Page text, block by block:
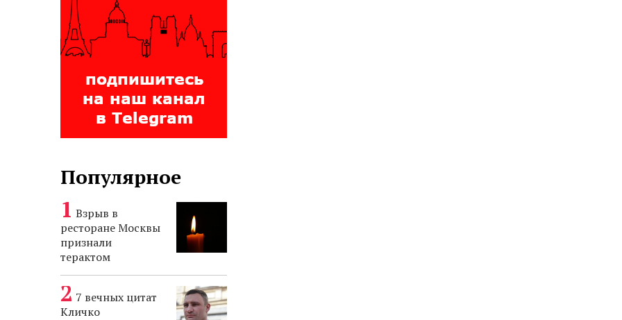
Популярное
Взрыв в
ресторане Москвы
признали
терактом
7 вечных цитат
Кличко